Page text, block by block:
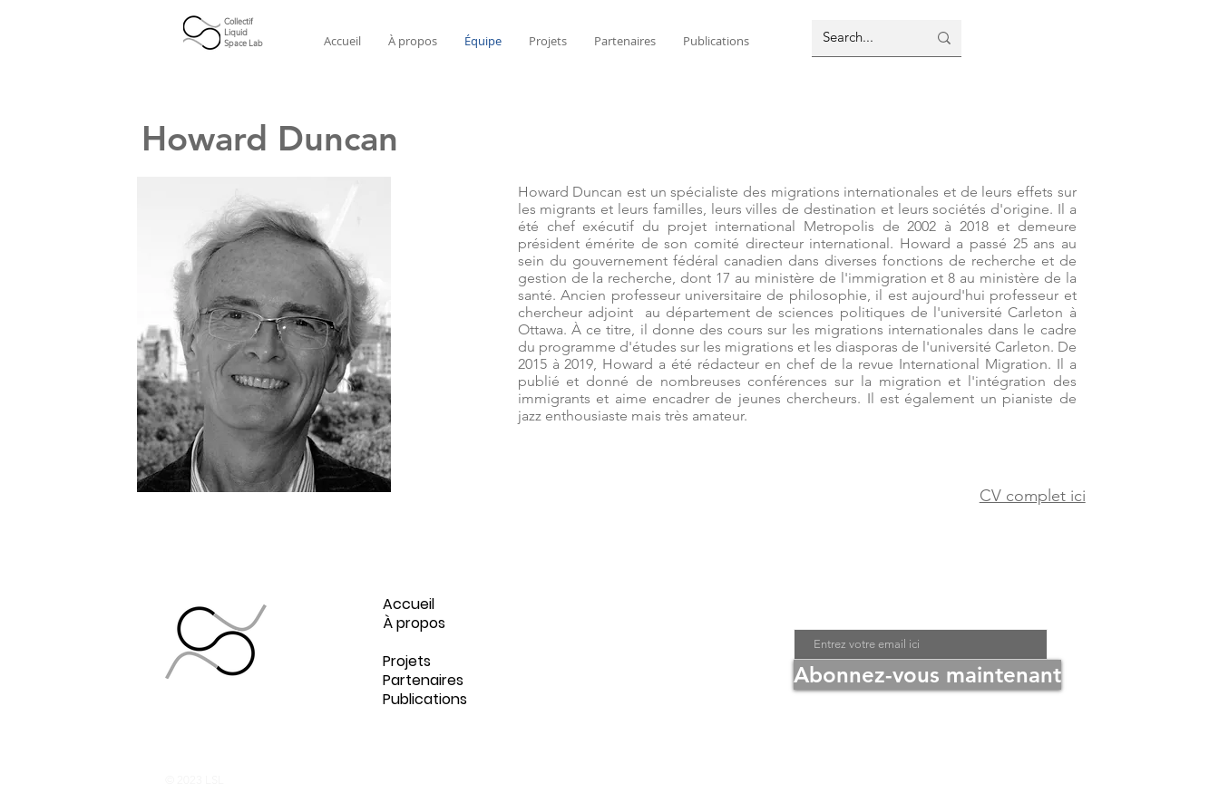
Collectif
Liquid
Space Lab
Accueil À propos Équipe Projets Partenaires Publications
Howard Duncan
Howard Duncan est un spécialiste des migrations internationales et de leurs effets sur
les migrants et leurs familles, leurs villes de destination et leurs sociétés d'origine. Il a
été chef exécutif du projet international Metropolis de 2002 à 2018 et demeure
président émérite de son comité directeur international. Howard a passé 25 ans au
sein du gouvernement fédéral canadien dans diverses fonctions de recherche et de
gestion de la recherche, dont 17 au ministère de l'immigration et 8 au ministère de la
santé. Ancien professeur universitaire de philosophie, il est aujourd'hui professeur et
chercheur adjoint  au département de sciences politiques de l'université Carleton à
Ottawa. À ce titre, il donne des cours sur les migrations internationales dans le cadre
du programme d'études sur les migrations et les diasporas de l'université Carleton. De
2015 à 2019, Howard a été rédacteur en chef de la revue International Migration. Il a
publié et donné de nombreuses conférences sur la migration et l'intégration des
immigrants et aime encadrer de jeunes chercheurs. Il est également un pianiste de
jazz enthousiaste mais très amateur.
CV complet ici
Accueil
À propos
Projets
Partenaires
Publications
Abonnez-vous maintenant